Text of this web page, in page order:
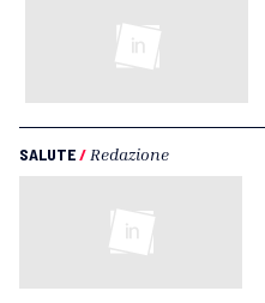
SALUTE/ Redazione